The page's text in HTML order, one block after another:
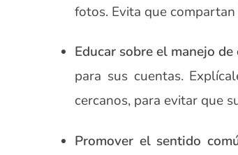
fotos. Evita que
Educar sobre el manejo
para sus cuentas.
cercanos, para evitar que
Promover el sentido